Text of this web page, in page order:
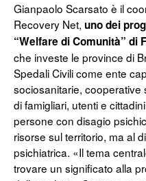
Gianpaolo Scarsato è il
Recovery Net, uno dei
“Welfare di Comunità” di
che investe le province di
Spedali Civili come ente
sociosanitarie, cooperative
di famigliari, utenti e
persone con disagio
risorse sul territorio, ma al
psichiatrica. «Il tema
trovare un significato alla